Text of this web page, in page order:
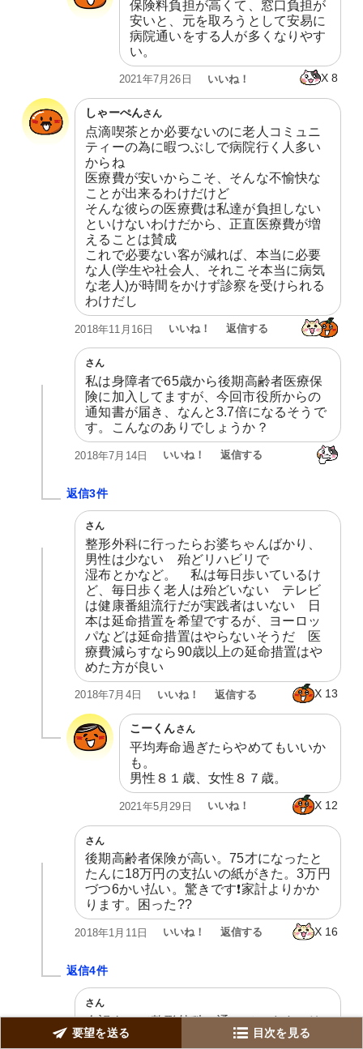
保険料負担が高くて、窓口負担が
安いと、元を取ろうとして安易に
病院通いをする人が多くなりやす
い。
X8
2021年7月26日 いいね！
しゃーぺんさん
点滴喫茶とか必要ないのに老人コミュニ
ティーの為に暇つぶしで病院行く人多い
からね
医療費が安いからこそ、そんな不愉快な
ことが出来るわけだけど
そんな彼らの医療費は私達が負担しない
といけないわけだから、正直医療費が増
えることは賛成
これで必要ない客が減れば、本当に必要
な人(学生や社会人、それこそ本当に病気
な老人)が時間をかけず診察を受けられる
わけだし
2018年11月16日 いいね！ 返信する
さん
私は身障者で65歳から後期高齢者医療保
険に加入してますが、今回市役所からの
通知書が届き、なんと3.7倍になるそうで
す。こんなのありでしょうか？
2018年7月14日 いいね！ 返信する
返信3件
さん
整形外科に行ったらお婆ちゃんばかり、
男性は少ない　殆どリハビリで
湿布とかなど。　私は毎日歩いているけ
ど、毎日歩く老人は殆どいない　テレビ
は健康番組流行だが実践者はいない　日
本は延命措置を希望でするが、ヨーロッ
パなどは延命措置はやらないそうだ　医
療費減らすなら90歳以上の延命措置はや
めた方が良い
X 13
2018年7月4日 いいね！ 返信する
こーくんさん
平均寿命過ぎたらやめてもいいか
も。
男性８１歳、女性８７歳。
X 12
2021年5月29日 いいね！
さん
後期高齢者保険が高い。75才になったと
たんに18万円の支払いの紙がきた。3万円
づつ6かい払い。驚きです❗家計よりかか
ります。困った??
X 16
2018年1月11日 いいね！ 返信する
返信4件
さん
今訳あって整形外科に通っています。リ
ハビリに通っています。そこには元気な
要望を送る 目次を見る